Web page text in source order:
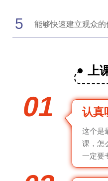
5 能够快速建立观众的
上
01 认真
这个是
课，怎
一定要